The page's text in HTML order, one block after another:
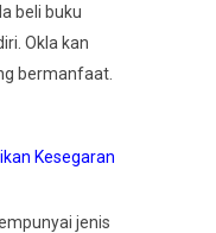
beli buku
Okla kan
bermanfaat.
Kesegaran
jenis